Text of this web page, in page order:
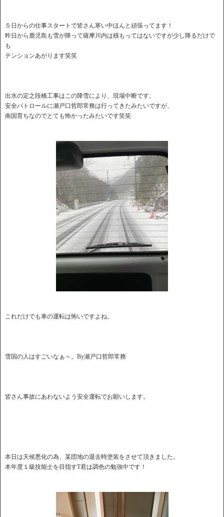
５日からの仕事スタートで皆さん寒い中ほんと頑張ってます！
昨日から鹿児島も雪が降って薩摩川内は積もってはないですが少し降るだけで
も
テンションあがります笑笑
出水の定之段橋工事はこの降雪により、現場中断です。
安全パトロールに瀬戸口哲郎常務は行ってきたみたいですが、
南国育ちなのでとても怖かったみたいです笑笑
これだけでも車の運転は怖いですよね。
雪国の人はすごいなぁ～。By瀬戸口哲郎常務
皆さん事故にあわないよう安全運転でお願いします。
本日は天候悪化の為、某団地の退去時塗装をさせて頂きました。
本年度１級技能士を目指すT君は調色の勉強中です！